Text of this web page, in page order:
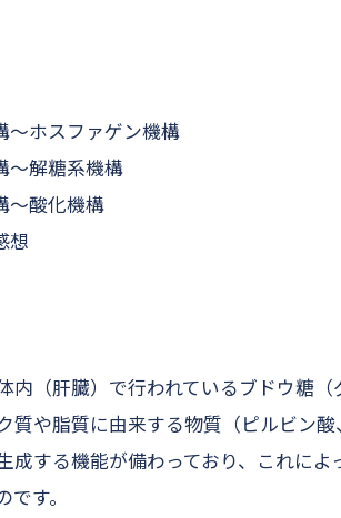
〜ホスファゲン機構
〜解糖系機構
〜酸化機構
想
内（肝臓）で行われているブドウ糖（
質や脂質に由来する物質（ピルビン
成する機能が備わっており、これに
す。